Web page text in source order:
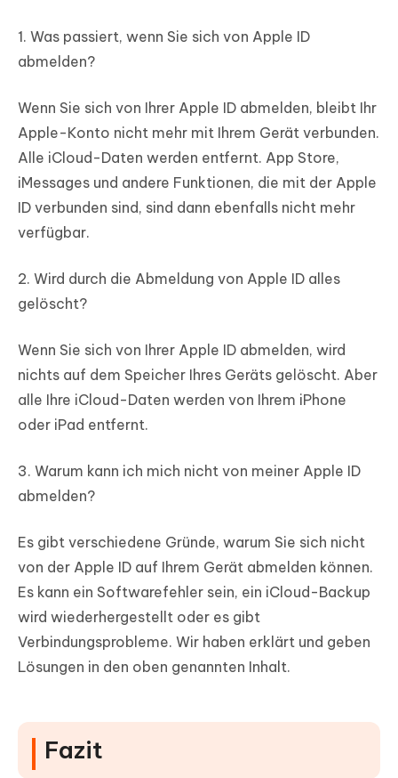
1. Was passiert, wenn Sie sich von Apple ID
abmelden?
Wenn Sie sich von Ihrer Apple ID abmelden, bleibt Ihr
Apple-Konto nicht mehr mit Ihrem Gerät verbunden.
Alle iCloud-Daten werden entfernt. App Store,
iMessages und andere Funktionen, die mit der Apple
ID verbunden sind, sind dann ebenfalls nicht mehr
verfügbar.
2. Wird durch die Abmeldung von Apple ID alles
gelöscht?
Wenn Sie sich von Ihrer Apple ID abmelden, wird
nichts auf dem Speicher Ihres Geräts gelöscht. Aber
alle Ihre iCloud-Daten werden von Ihrem iPhone
oder iPad entfernt.
3. Warum kann ich mich nicht von meiner Apple ID
abmelden?
Es gibt verschiedene Gründe, warum Sie sich nicht
von der Apple ID auf Ihrem Gerät abmelden können.
Es kann ein Softwarefehler sein, ein iCloud-Backup
wird wiederhergestellt oder es gibt
Verbindungsprobleme. Wir haben erklärt und geben
Lösungen in den oben genannten Inhalt.
Fazit